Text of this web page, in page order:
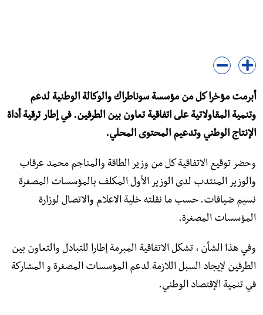
أبرمت مؤخرا كل من مؤسسة سوناطراك والوكالة الوطنية لدعم
وتنمية المقاولاتية على اتفاقية تعاون بين الطرفين. في إطار ترقية أداة
الإنتاج الوطني وتدعيم المحتوى المحلي.
وحضر توقيع الاتفاقية كل من وزير الطاقة والمناجم محمد عرقاب
والوزير المنتدب لدى الوزير الأول المكلف بالمؤسسات المصغرة
نسيم ضيافات. حسب ما نقلته خلية الاعلام والاتصال لوزارة
المؤسسات المصغرة.
وفي هذا الشأن ، تشكل الاتفاقية المبرمة إطارا للتبادل والتعاون بين
الطرفين لإيجاد السبل اللازمة لدعم المؤسسات المصغرة و المشاركة
في تنمية الإقتصاد الوطني.